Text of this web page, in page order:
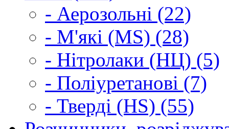
- Аерозольні (22)
- М'які (MS) (28)
- Нітролаки (НЦ) (5)
- Поліуретанові (7)
- Тверді (HS) (55)